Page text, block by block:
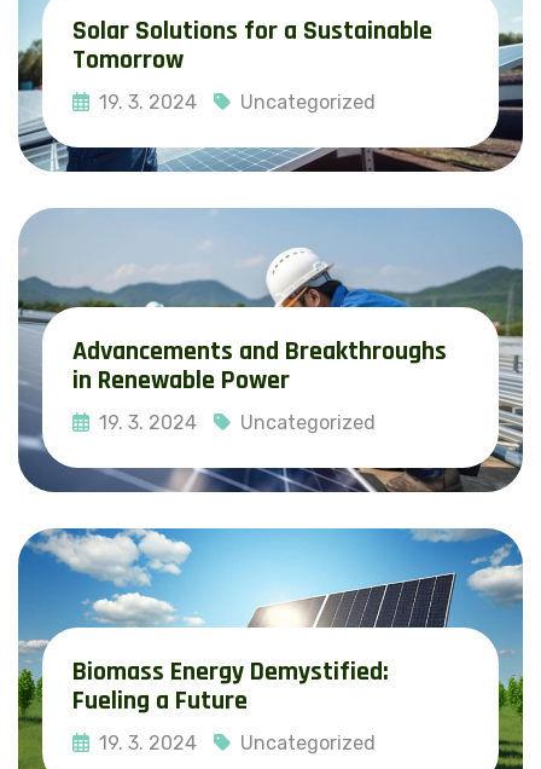
Solar Solutions for a Sustainable
Tomorrow
19. 3. 2024 Uncategorized
Read More
Advancements and Breakthroughs
in Renewable Power
19. 3. 2024 Uncategorized
Read More
Biomass Energy Demystified:
Fueling a Future
19. 3. 2024 Uncategorized